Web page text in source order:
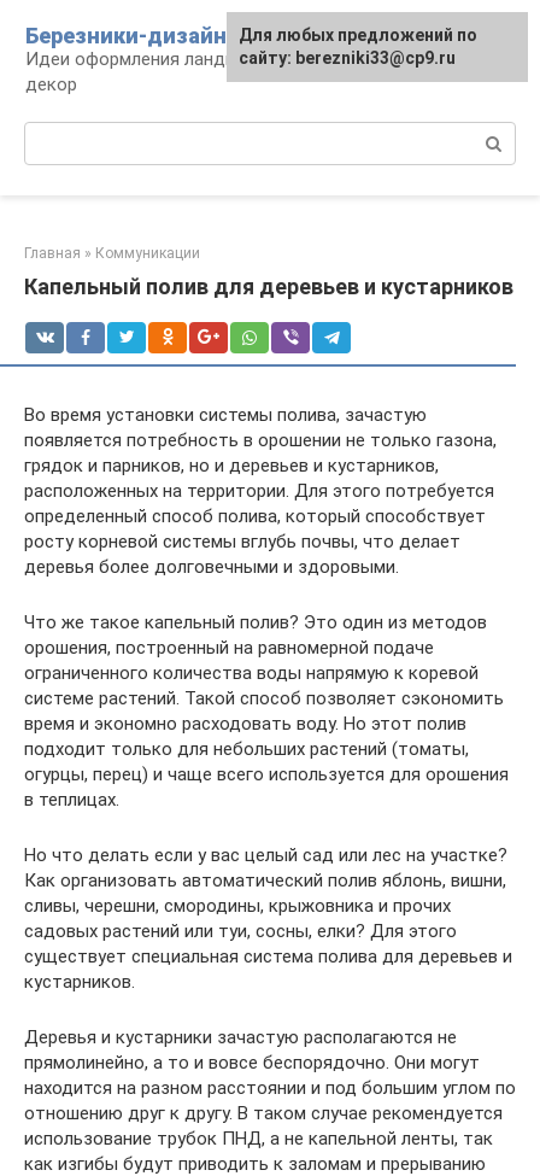
контенту
Березники-дизайн
Идеи оформления ландшафта, сооружения и
декор
Главная » Коммуникации
Капельный полив для деревьев и кустарников
Во время установки системы полива, зачастую
появляется потребность в орошении не только газона,
грядок и парников, но и деревьев и кустарников,
расположенных на территории. Для этого потребуется
определенный способ полива, который способствует
росту корневой системы вглубь почвы, что делает
деревья более долговечными и здоровыми.
Что же такое капельный полив? Это один из методов
орошения, построенный на равномерной подаче
ограниченного количества воды напрямую к коревой
системе растений. Такой способ позволяет сэкономить
время и экономно расходовать воду. Но этот полив
подходит только для небольших растений (томаты,
огурцы, перец) и чаще всего используется для орошения
в теплицах.
Но что делать если у вас целый сад или лес на участке?
Как организовать автоматический полив яблонь, вишни,
сливы, черешни, смородины, крыжовника и прочих
садовых растений или туи, сосны, елки? Для этого
существует специальная система полива для деревьев и
кустарников.
Деревья и кустарники зачастую располагаются не
прямолинейно, а то и вовсе беспорядочно. Они могут
находится на разном расстоянии и под большим углом по
отношению друг к другу. В таком случае рекомендуется
использование трубок ПНД, а не капельной ленты, так
как изгибы будут приводить к заломам и прерыванию
Для любых предложений по
сайту: berezniki33@cp9.ru